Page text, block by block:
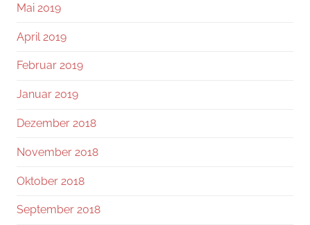
Mai 2019
April 2019
Februar 2019
Januar 2019
Dezember 2018
November 2018
Oktober 2018
September 2018